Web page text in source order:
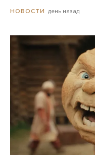
НОВОСТИ день назад